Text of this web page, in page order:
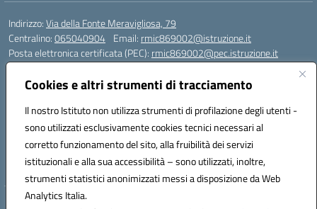
Cookies e altri strumenti di tracciamento
Il nostro Istituto non utilizza strumenti di profilazione degli utenti -
sono utilizzati esclusivamente cookies tecnici necessari al
corretto funzionamento del sito, alla fruibilità dei servizi
istituzionali e alla sua accessibilità – sono utilizzati, inoltre,
strumenti statistici anonimizzati messi a disposizione da Web
Analytics Italia.
Indirizzo:Via della Fonte Meravigliosa, 79
Centralino:065040904 Email: rmic869002@istruzione.it
Posta elettronica certificata (PEC): rmic869002@pec.istruzione.it
Codice fiscale: 97197090588
Codice meccanografico: RMIC869002
Codice Indice delle Pubbliche Amministrazioni (IPA): istsc_rmic869002
Codice unico di fatturazione (CUF): UFRHFP
Iban dell’Istituto comprensivo presso Banca Intesa San Paolo:
IT04 V030 6905 0201 0000 0046 393